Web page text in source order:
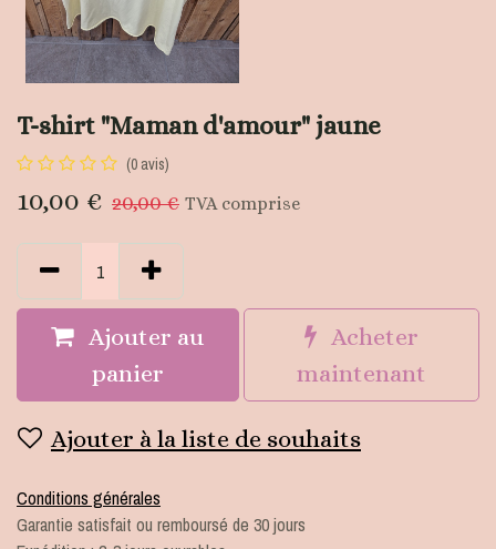
T-shirt "Maman d'amour" jaune
(0 avis)
10,00 € 20,00€ TVA comprise
Ajouter au
panier
Acheter
maintenant
Ajouter à la liste de souhaits
Conditions générales
Garantie satisfait ou remboursé de 30 jours